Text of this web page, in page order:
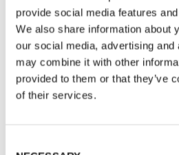
provide social media features
We also share information about
our social media, advertising
may combine it with other
provided to them or that they’ve
of their services.